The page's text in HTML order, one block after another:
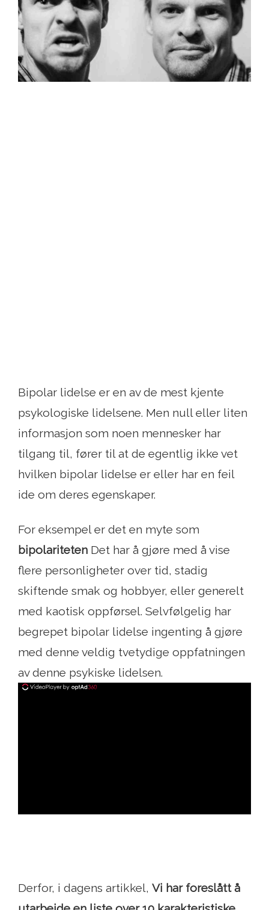
Bipolar lidelse er en av de mest kjente
psykologiske lidelsene. Men null eller liten
informasjon som noen mennesker har
tilgang til, fører til at de egentlig ikke vet
hvilken bipolar lidelse er eller har en feil
ide om deres egenskaper.
For eksempel er det en myte som
bipolariteten Det har å gjøre med å vise
flere personligheter over tid, stadig
skiftende smak og hobbyer, eller generelt
med kaotisk oppførsel. Selvfølgelig har
begrepet bipolar lidelse ingenting å gjøre
med denne veldig tvetydige oppfatningen
av denne psykiske lidelsen.
Derfor, i dagens artikkel, Vi har foreslått å